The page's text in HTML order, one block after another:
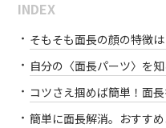
INDEX
そもそも面長の顔の特徴は
自分の〈面長パーツ〉を知
コツさえ掴めば簡単！面
簡単に面長解消。おすす